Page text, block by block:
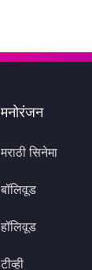
मनोरंजन
मराठी सिनेमा
बॉलिवूड
हॉलिवूड
टीव्ही